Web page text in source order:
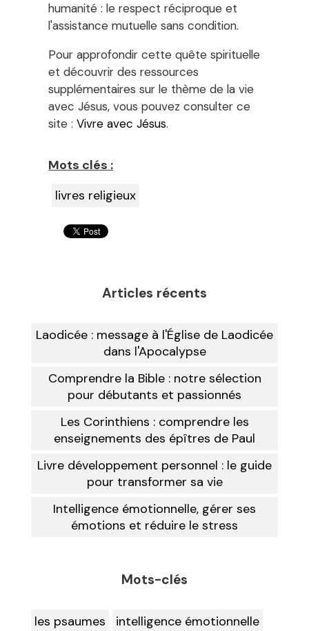
humanité : le respect réciproque et
l'assistance mutuelle sans condition.
Pour approfondir cette quête spirituelle
et découvrir des ressources
supplémentaires sur le thème de la vie
avec Jésus, vous pouvez consulter ce
site : Vivre avec Jésus.
Mots clés :
livres religieux
Articles récents
Laodicée : message à l'Église de Laodicée
dans l'Apocalypse
Comprendre la Bible : notre sélection
pour débutants et passionnés
Les Corinthiens : comprendre les
enseignements des épîtres de Paul
Livre développement personnel : le guide
pour transformer sa vie
Intelligence émotionnelle, gérer ses
émotions et réduire le stress
Mots-clés
les psaumes
intelligence émotionnelle